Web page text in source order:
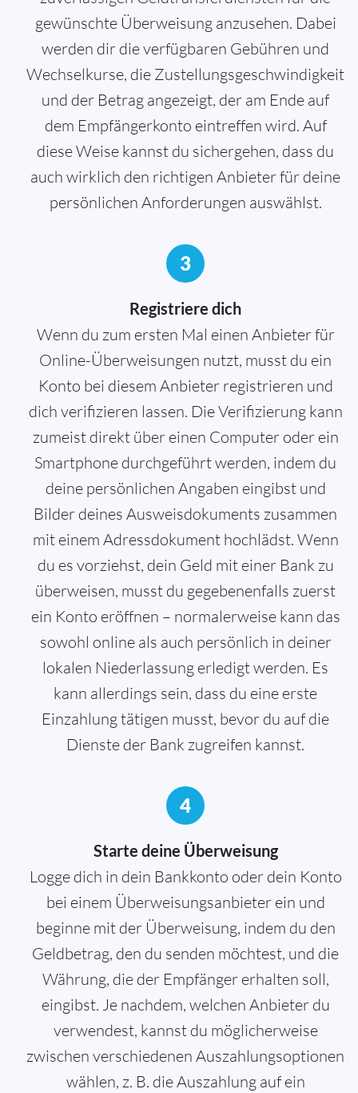
gewünschte Überweisung anzusehen. Dabei
werden dir die verfügbaren Gebühren und
Wechselkurse, die Zustellungsgeschwindigkeit
und der Betrag angezeigt, der am Ende auf
dem Empfängerkonto eintreffen wird. Auf
diese Weise kannst du sichergehen, dass du
auch wirklich den richtigen Anbieter für deine
persönlichen Anforderungen auswählst.
3
Registriere dich
Wenn du zum ersten Mal einen Anbieter für
Online-Überweisungen nutzt, musst du ein
Konto bei diesem Anbieter registrieren und
dich verifizieren lassen. Die Verifizierung kann
zumeist direkt über einen Computer oder ein
Smartphone durchgeführt werden, indem du
deine persönlichen Angaben eingibst und
Bilder deines Ausweisdokuments zusammen
mit einem Adressdokument hochlädst. Wenn
du es vorziehst, dein Geld mit einer Bank zu
überweisen, musst du gegebenenfalls zuerst
ein Konto eröffnen – normalerweise kann das
sowohl online als auch persönlich in deiner
lokalen Niederlassung erledigt werden. Es
kann allerdings sein, dass du eine erste
Einzahlung tätigen musst, bevor du auf die
Dienste der Bank zugreifen kannst.
4
Starte deine Überweisung
Logge dich in dein Bankkonto oder dein Konto
bei einem Überweisungsanbieter ein und
beginne mit der Überweisung, indem du den
Geldbetrag, den du senden möchtest, und die
Währung, die der Empfänger erhalten soll,
eingibst. Je nachdem, welchen Anbieter du
verwendest, kannst du möglicherweise
zwischen verschiedenen Auszahlungsoptionen
wählen, z. B. die Auszahlung auf ein